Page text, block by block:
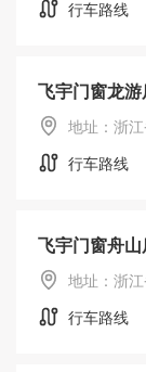
行车路线
飞宇门窗龙游
地址：浙
行车路线
飞宇门窗舟山
地址：浙
行车路线